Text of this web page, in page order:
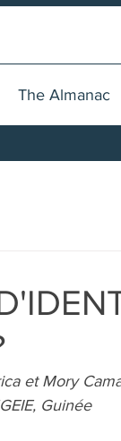
et Mory
Guinée
The Almanac